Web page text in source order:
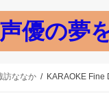
優の夢
訪ななか KARAOKE Fine